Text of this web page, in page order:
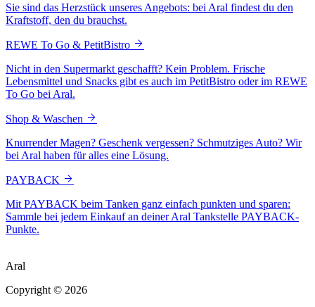
Sie sind das Herzstück unseres Angebots: bei Aral findest du den
Kraftstoff, den du brauchst.
REWE To Go & PetitBistro
Nicht in den Supermarkt geschafft? Kein Problem. Frische
Lebensmittel und Snacks gibt es auch im PetitBistro oder im REWE
To Go bei Aral.
Shop & Waschen
Knurrender Magen? Geschenk vergessen? Schmutziges Auto? Wir
bei Aral haben für alles eine Lösung.
PAYBACK
Mit PAYBACK beim Tanken ganz einfach punkten und sparen:
Sammle bei jedem Einkauf an deiner Aral Tankstelle PAYBACK-
Punkte.
Aral
Copyright © 2026